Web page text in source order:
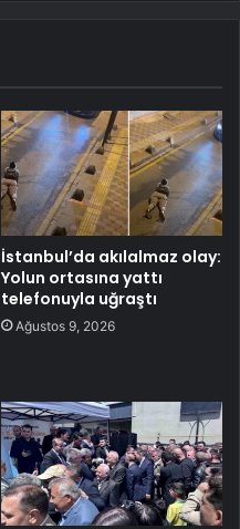
İstanbul’da akılalmaz olay:
Yolun ortasına yattı
telefonuyla uğraştı
Ağustos 9, 2026